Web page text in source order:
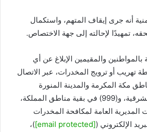
أنه جرى إيقاف المتهم، واستكمال
تمهيدًا لإحالته إلى جهة الاختصاص.
بالمواطنين والمقيمين الإبلاغ عن أي
تهريب أو ترويج المخدرات، عبر الاتصال
في مناطق مكة المكرمة والمدينة المنورة
والرياض والمنطقة الشرقية، و(999) في بقية مناطق المملكة،
المديرية العامة لمكافحة المخدرات
[email protected]
)،